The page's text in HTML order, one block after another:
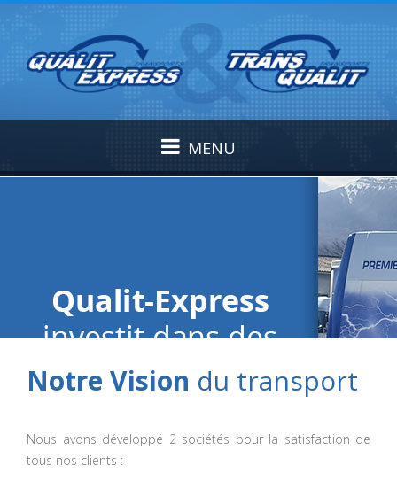
MENU
Notre Vision du transport
Nous avons développé 2 sociétés pour la satisfaction de
tous nos clients :